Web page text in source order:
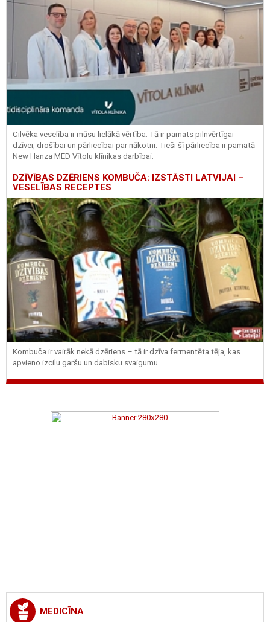
Cilvēka veselība ir mūsu lielākā vērtība. Tā ir pamats pilnvērtīgai
dzīvei, drošībai un pārliecībai par nākotni. Tieši šī pārliecība ir pamatā
New Hanza MED Vītolu klīnikas darbībai.
DZĪVĪBAS DZĒRIENS KOMBUČA: IZSTĀSTI LATVIJAI –
VESELĪBAS RECEPTES
Kombuča ir vairāk nekā dzēriens – tā ir dzīva fermentēta tēja, kas
apvieno izcilu garšu un dabisku svaigumu.
MEDICĪNA